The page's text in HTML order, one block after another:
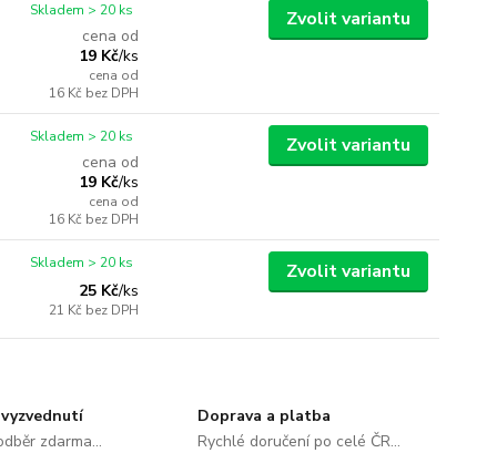
cena od
19 Kč/ks
cena od
16 Kč bez DPH
Skladem > 20 ks Zvolit variantu
cena od
19 Kč/ks
cena od
16 Kč bez DPH
Skladem > 20 ks Zvolit variantu
25 Kč/ks
21 Kč bez DPH
Skladem > 20 ks Zvolit variantu
zdarma...
Doprava a platba
Rychlé doručení po celé ČR...